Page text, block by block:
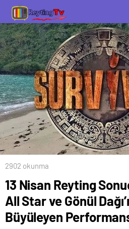
Performansı
2902 okunma
13 Nisan Reyting
All Star ve Gönül
Büyüleyen